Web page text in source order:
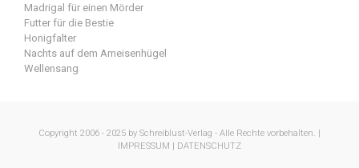
Madrigal für einen Mörder
Futter für die Bestie
Honigfalter
Nachts auf dem Ameisenhügel
Wellensang
Copyright 2006 - 2025 by Schreiblust-Verlag - Alle Rechte vorbehalten. |
IMPRESSUM |
DATENSCHUTZ